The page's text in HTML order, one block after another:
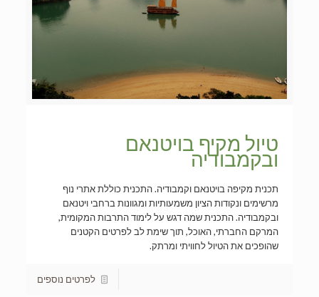
טיול מקיף בויטנאם
ובקמבודיה
תכנית מקיפה בויטנאם וקמבודיה. התכנית כוללת אתרי נוף
מרשימים ונקודות הציון משמעותיות ומגוונות ברחבי ויטנאם
ובקמבודיה. התכנית שמה דגש על לימוד התרבות המקומית,
המרקם החברתי, האוכל, תוך שימת לב לפרטים הקטנים
שהופכים את הטיול לחוויתי ומרתק.
לפרטים נוספים